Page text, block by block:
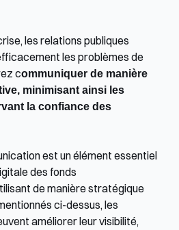
les relations publiques
les problèmes de
communiquer de manière
minimisant ainsi les
la confiance des
est un élément essentiel
des fonds
de manière stratégique
ci-dessus, les
améliorer leur visibilité,